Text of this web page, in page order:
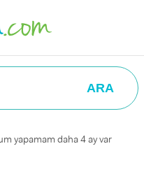
ARA
yapamam daha 4 ay var